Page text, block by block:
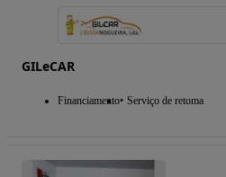
GILeCAR
Financiamento Serviço de retoma